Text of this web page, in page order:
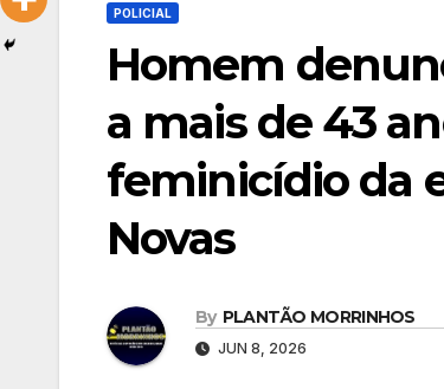
POLICIAL
Homem
a mais de 43
feminicídio da
Novas
By PLANTÃO MORRINHOS
JUN 8, 2026